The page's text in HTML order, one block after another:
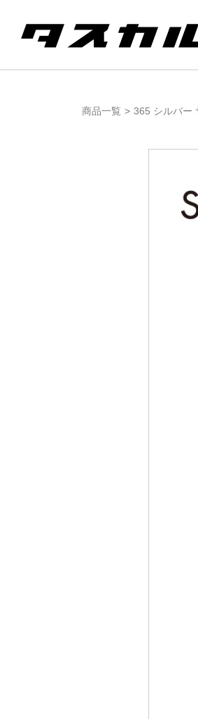
商品一覧 365 シルバー